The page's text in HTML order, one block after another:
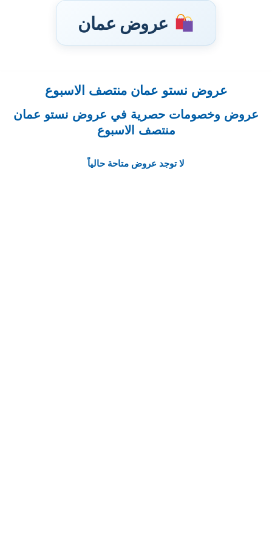
عروض عمان
إلى
عروض نستو عمان منتصف الاسبوع
عروض وخصومات حصرية في عروض نستو عمان
منتصف الاسبوع
لا توجد عروض متاحة حالياً